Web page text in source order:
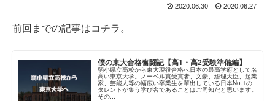
2020.06.30 2020.06.27
前回までの記事はコチラ。
僕の東大合格奮闘記【高1・高2受験準備編】
弱小県立高校から東大現役合格へ日本の最高学府として名
高い東京大学。ノーベル賞受賞者、文豪、総理大臣、起業
家、芸能人等の幅広い卒業生を輩出している日本No.1の
タレントが集う学び舎であることはご周知だと思います。
その...